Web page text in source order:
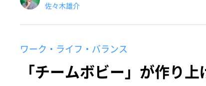
佐々木雄介
ワーク・ライフ・バランス
「チームボビー」が作り